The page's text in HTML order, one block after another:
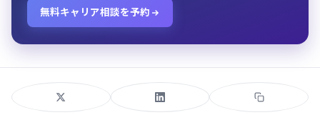
無料キャリア相談を予約